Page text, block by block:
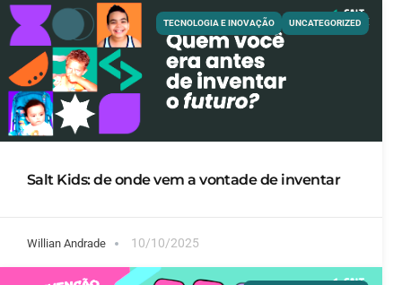
Salt Kids: de onde vem a vontade de inventar
Willian Andrade 10/10/2025
TECNOLOGIA E INOVAÇÃO UNCATEGORIZED